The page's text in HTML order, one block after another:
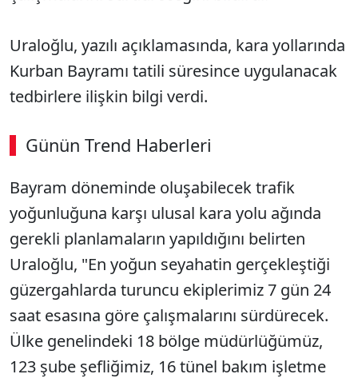
Uraloğlu, yazılı açıklamasında, kara yollarında
Kurban Bayramı tatili süresince uygulanacak
tedbirlere ilişkin bilgi verdi.
Günün Trend Haberleri
Bayram döneminde oluşabilecek trafik
yoğunluğuna karşı ulusal kara yolu ağında
gerekli planlamaların yapıldığını belirten
Uraloğlu, "En yoğun seyahatin gerçekleştiği
güzergahlarda turuncu ekiplerimiz 7 gün 24
saat esasına göre çalışmalarını sürdürecek.
Ülke genelindeki 18 bölge müdürlüğümüz,
123 şube şefliğimiz, 16 tünel bakım işletme